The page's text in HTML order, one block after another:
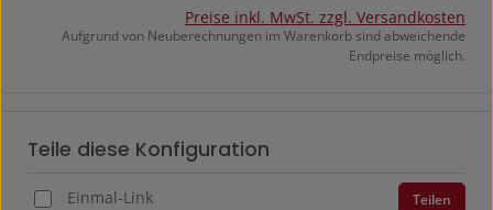
Preise inkl. MwSt. zzgl. Versandkosten
Aufgrund von Neuberechnungen im Warenkorb sind abweichende
Endpreise möglich.
Teile diese Konfiguration
Einmal-Link Teilen